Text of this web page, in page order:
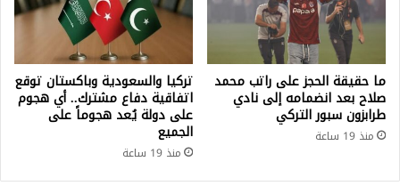
ما حقيقة الحجز على راتب محمد
صلاح بعد انضمامه إلى نادي
طرابزون سبور التركي
منذ 19 ساعة
تركيا والسعودية وباكستان توقع
اتفاقية دفاع مشترك.. أي هجوم
على دولة يُعد هجوماً على
الجميع
منذ 19 ساعة